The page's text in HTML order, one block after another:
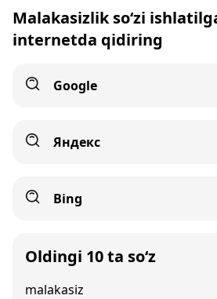
Malakasizlik so‘zi
internetda qidiring
Google
Яндекс
Bing
Oldingi 10 ta so‘z
malakasiz